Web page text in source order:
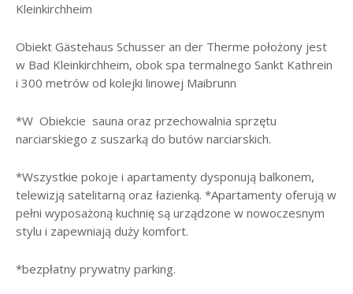
Kleinkirchheim
Obiekt Gästehaus Schusser an der Therme położony jest
w Bad Kleinkirchheim, obok spa termalnego Sankt Kathrein
i 300 metrów od kolejki linowej Maibrunn
*W Obiekcie sauna oraz przechowalnia sprzętu
narciarskiego z suszarką do butów narciarskich.
*Wszystkie pokoje i apartamenty dysponują balkonem,
telewizją satelitarną oraz łazienką. *Apartamenty oferują w
pełni wyposażoną kuchnię są urządzone w nowoczesnym
stylu i zapewniają duży komfort.
*bezpłatny prywatny parking.